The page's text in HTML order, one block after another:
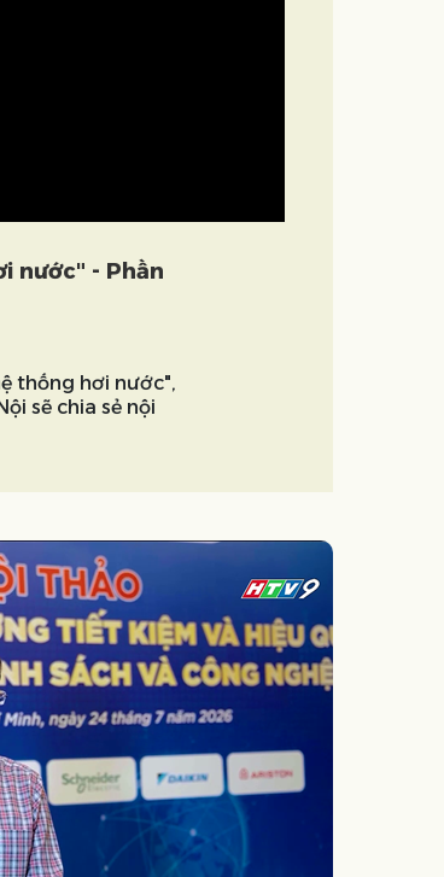
nước" - Phần
thống hơi nước",
sẽ chia sẻ nội